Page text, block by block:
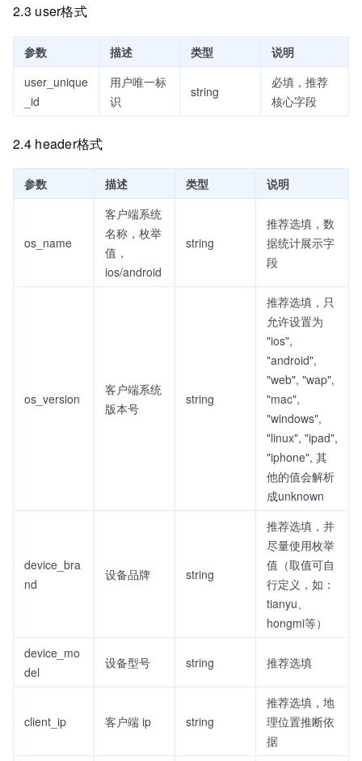
2.3 user格式
参数 描述 类型
说明
user_unique
_id
用户唯一标
识
string
必填，推荐
核心字段
2.4 header格式
参数 描述 类型 说明
os_name
客户端系统
名称，枚举
值，
ios/android
string
推荐选填，数
据统计展示字
段
os_version
客户端系统
版本号
string
推荐选填，只
允许设置为
"ios",
"android",
"web", "wap",
"mac",
"windows",
"linux", "ipad",
"iphone", 其
他的值会解析
成unknown
device_bra
nd
设备品牌 string
推荐选填，并
尽量使用枚举
值（取值可自
行定义，如：
tianyu、
hongmi等）
device_mo
del
设备型号 string 推荐选填
client_ip 客户端 ip string
推荐选填，地
理位置推断依
据